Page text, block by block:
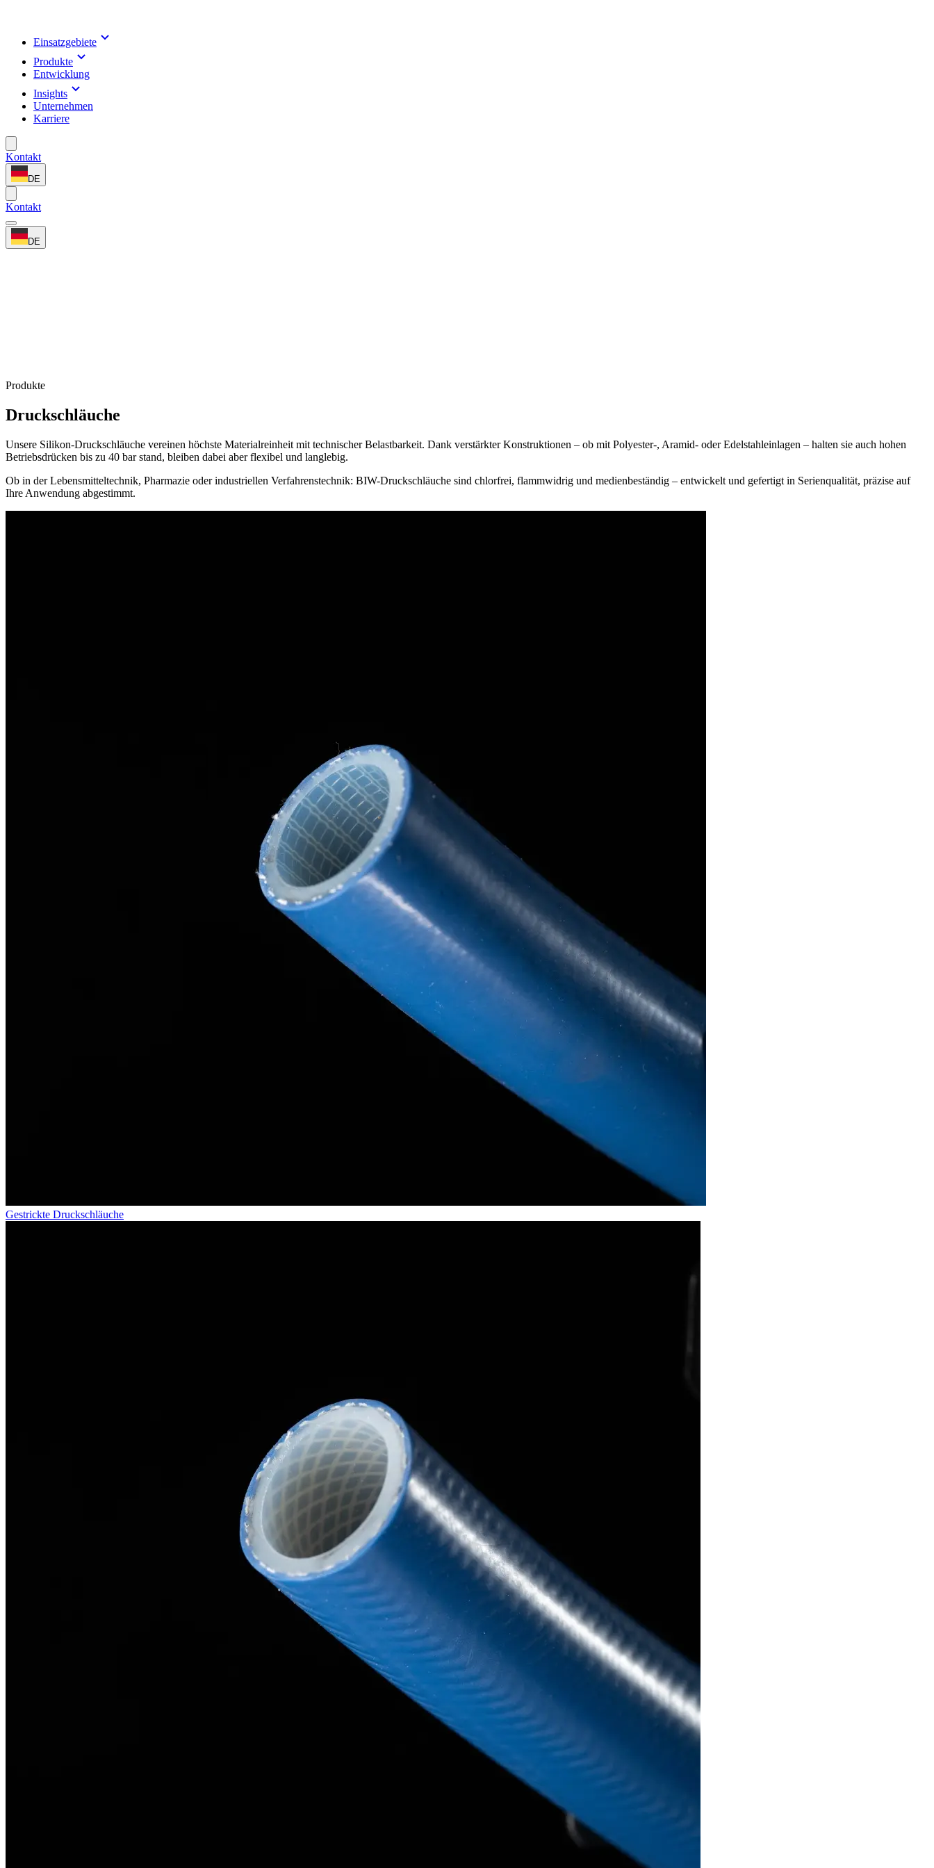
Einsatzgebiete
Produkte
Entwicklung
Insights
Unternehmen
Karriere
Kontakt
DE
Kontakt
DE
Produkte
Druckschläuche
Unsere Silikon-Druckschläuche vereinen höchste Materialreinheit mit technischer Belastbarkeit. Dank verstärkter Konstruktionen – ob mit Polyester-, Aramid- oder Edelstahleinlagen – halten sie auch hohen
Betriebsdrücken bis zu 40 bar stand, bleiben dabei aber flexibel und langlebig.
Ob in der Lebensmitteltechnik, Pharmazie oder industriellen Verfahrenstechnik: BIW-Druckschläuche sind chlorfrei, flammwidrig und medienbeständig – entwickelt und gefertigt in Serienqualität, präzise auf
Ihre Anwendung abgestimmt.
Gestrickte Druckschläuche